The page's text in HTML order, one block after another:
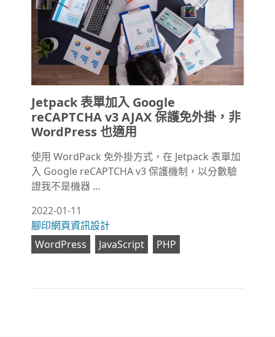
Jetpack 表單加入 Google
reCAPTCHA v3 AJAX 保護免外掛，非
WordPress 也適用
使用 WordPack 免外掛方式，在 Jetpack 表單加
入 Google reCAPTCHA v3 保護機制，以分數驗
證我不是機器 ...
2022-01-11
腳印網頁資訊設計
WordPress
JavaScript PHP